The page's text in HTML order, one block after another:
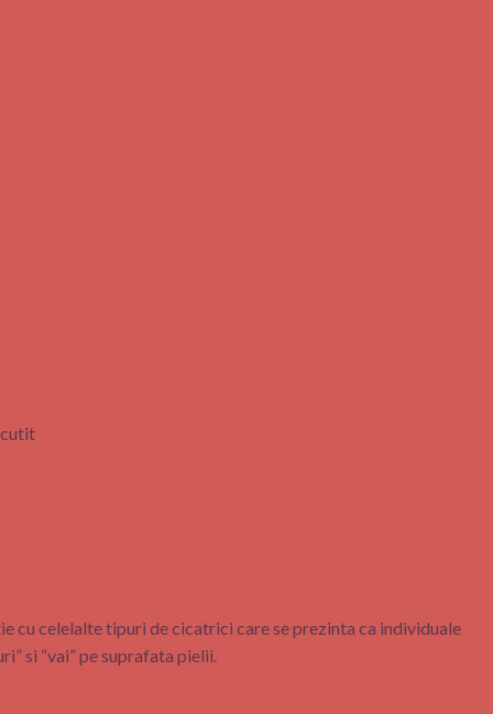
cu celelalte tipuri de cicatrici care se prezinta ca individuale
si “vai” pe suprafata pielii.